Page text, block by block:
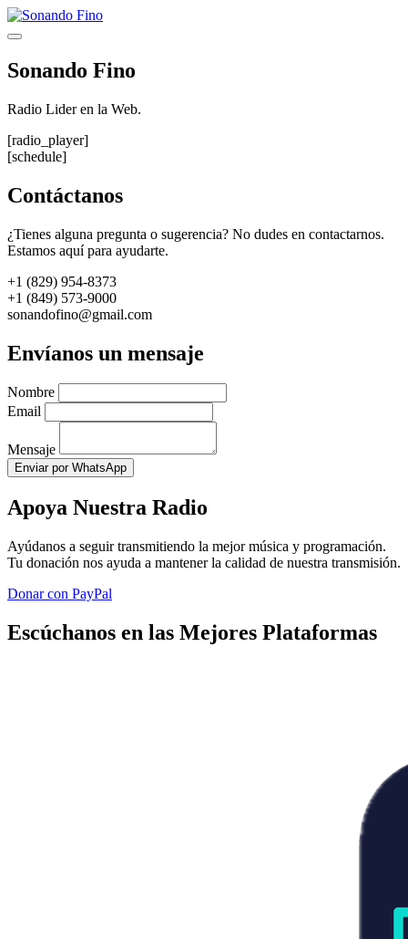
Saltar
al
Menú
Sonando Fino
Radio Lider en la Web.
[radio_player]
[schedule]
Contáctanos
¿Tienes alguna pregunta o sugerencia? No dudes en contactarnos.
Estamos aquí para ayudarte.
+1 (829) 954-8373
+1 (849) 573-9000
sonandofino@gmail.com
Envíanos un mensaje
Nombre
Email
Mensaje
Enviar por WhatsApp
Apoya Nuestra Radio
Ayúdanos a seguir transmitiendo la mejor música y programación.
Tu donación nos ayuda a mantener la calidad de nuestra transmisión.
Donar con PayPal
Escúchanos en las Mejores Plataformas